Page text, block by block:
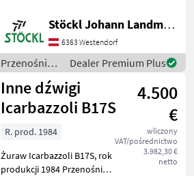
Fußpedale,
Schoppeinrichtung,
Reichweite ca, 7, 5m,
Standort Westendorf (A)
Przenośniki Ż
Stöckl Johann Landmaschinen GesmbH & Co KG
6363 Westendorf
Przenośniki
/ Maraton
Dealer Premium Plus
Inne dźwigi
Icarbazzoli B17S
4.500
€
wliczony
VAT/pośrednictwo
3.982,30 €
netto
R. prod. 1984
Żuraw Icarbazzoli B17S, rok
produkcji 1984 Przenośniki